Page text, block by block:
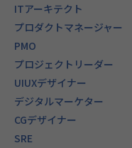
ITアーキテクト
プロダクトマネージャー
PMO
プロジェクトリーダー
UIUXデザイナー
デジタルマーケター
CGデザイナー
SRE